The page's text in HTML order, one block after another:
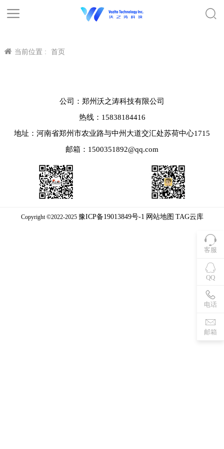
当前位置 : 首页
客服
QQ
电话
邮箱
公司：郑州沃之涛科技有限公司
热线：15838184416
地址：河南省郑州市农业路与中州大道交汇处苏荷中心1715
邮箱：1500351892@qq.com
Copyright ©2022-2025 豫ICP备19013849号-1 网站地图 TAG云库